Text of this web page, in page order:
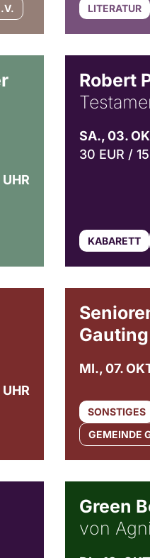
LITERATUR
Robert
SA., 03.
30 EUR /
KABARETT
Gauting
MI., 07.
SONSTIGES
GEMEINDE
Green
von